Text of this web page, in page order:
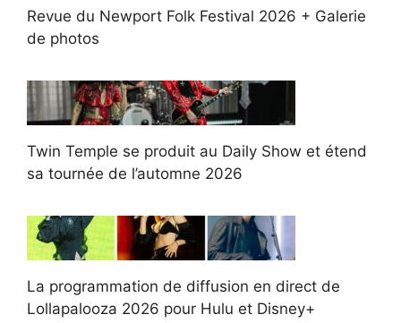
Revue du Newport Folk Festival 2026 + Galerie
de photos
Twin Temple se produit au Daily Show et étend
sa tournée de l’automne 2026
La programmation de diffusion en direct de
Lollapalooza 2026 pour Hulu et Disney+